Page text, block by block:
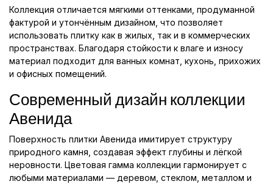
Коллекция отличается мягкими оттенками, продуманной
фактурой и утончённым дизайном, что позволяет
использовать плитку как в жилых, так и в коммерческих
пространствах. Благодаря стойкости к влаге и износу
материал подходит для ванных комнат, кухонь, прихожих
и офисных помещений.
Современный дизайн коллекции
Авенида
Поверхность плитки Авенида имитирует структуру
природного камня, создавая эффект глубины и лёгкой
неровности. Цветовая гамма коллекции гармонирует с
любыми материалами — деревом, стеклом, металлом и